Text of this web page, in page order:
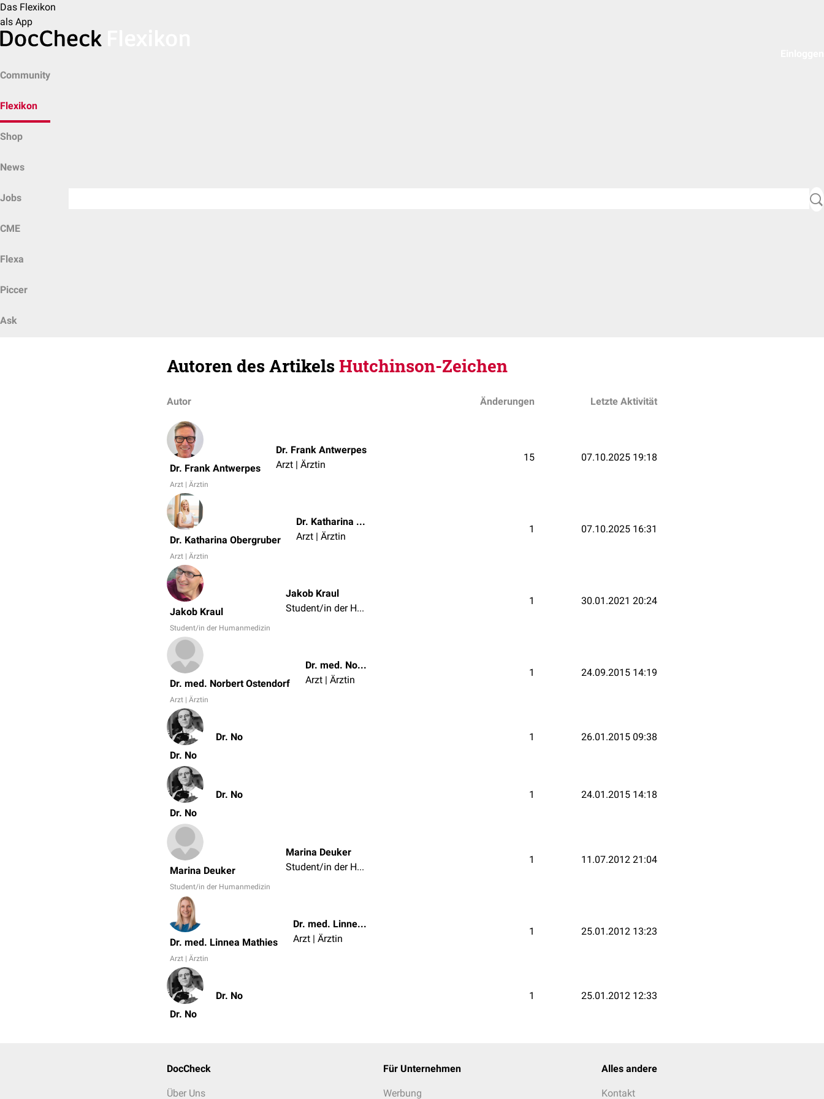
Das Flexikon
als App
Community
Flexikon
Shop
News
Jobs
CME
Flexa
Piccer
Ask
Autoren des ArtikelsHutchinson-Zeichen
Autor Änderungen Letzte Aktivität
Dr. Frank Antwerpes
Arzt | Ärztin
Dr. Frank Antwerpes
Arzt | Ärztin
15 07.10.2025 19:18
Dr. Katharina Obergruber
Arzt | Ärztin
Dr. Katharina Obergruber
Arzt | Ärztin
1 07.10.2025 16:31
Jakob Kraul
Student/in der Humanmedizin
Jakob Kraul
Student/in der Humanmedizin
1 30.01.2021 20:24
Dr. med. Norbert Ostendorf
Arzt | Ärztin
Dr. med. Norbert Ostendorf
Arzt | Ärztin
1 24.09.2015 14:19
Dr. No
Dr. No 1 26.01.2015 09:38
Dr. No
Dr. No 1 24.01.2015 14:18
Marina Deuker
Student/in der Humanmedizin
Marina Deuker
Student/in der Humanmedizin
1 11.07.2012 21:04
Dr. med. Linnea Mathies
Arzt | Ärztin
Dr. med. Linnea Mathies
Arzt | Ärztin
1 25.01.2012 13:23
Dr. No
Dr. No 1 25.01.2012 12:33
DocCheck
Über Uns
Für Unternehmen
Werbung
Alles andere
Kontakt